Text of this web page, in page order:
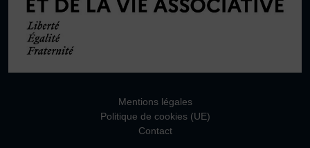
Mentions légales
Politique de cookies (UE)
Contact